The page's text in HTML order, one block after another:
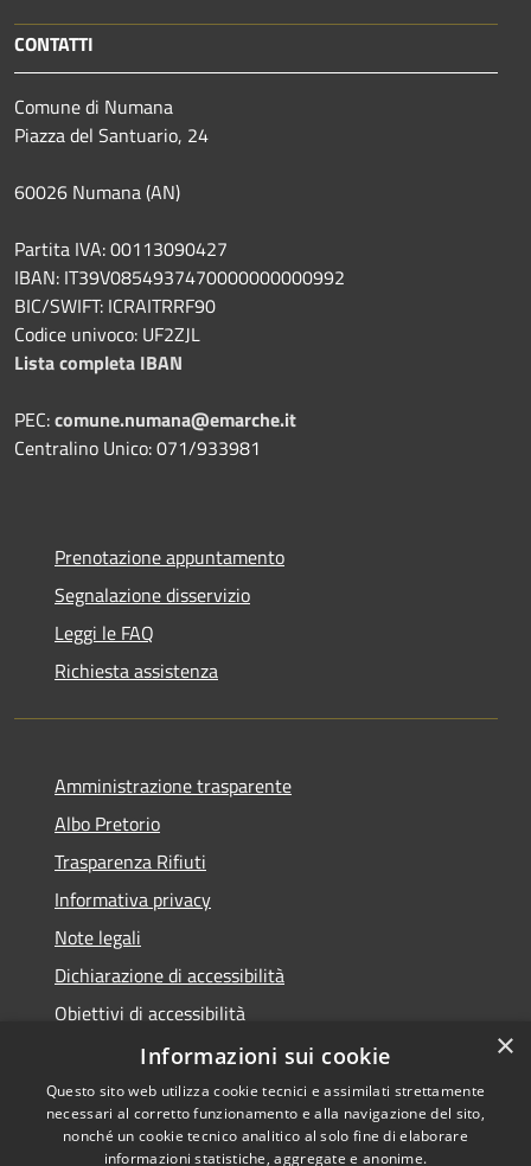
CONTATTI
Comune di Numana
Piazza del Santuario, 24
60026 Numana (AN)
Partita IVA: 00113090427
IBAN: IT39V0854937470000000000992
BIC/SWIFT: ICRAITRRF90
Codice univoco: UF2ZJL
Lista completa IBAN
PEC:comune.numana@emarche.it
Centralino Unico: 071/933981
Prenotazione appuntamento
Segnalazione disservizio
Leggi le FAQ
Richiesta assistenza
Amministrazione trasparente
Albo Pretorio
Trasparenza Rifiuti
Informativa privacy
Note legali
Dichiarazione di accessibilità
Obiettivi di accessibilità
Whistleblowing
×
Informazioni sui cookie
Questo sito web utilizza cookie tecnici e assimilati strettamente
necessari al corretto funzionamento e alla navigazione del sito,
nonché un cookie tecnico analitico al solo fine di elaborare
informazioni statistiche, aggregate e anonime.